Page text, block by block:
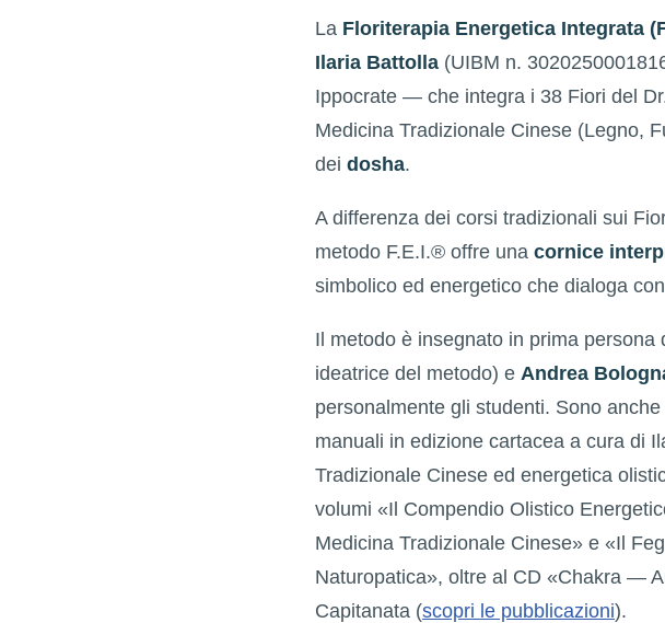
La Floriterapia Energetica Integrata
Ilaria Battolla (UIBM n.
Ippocrate — che integra i 38 Fiori del
Medicina Tradizionale Cinese (Legno,
dei dosha.
A differenza dei corsi tradizionali sui
metodo F.E.I.® offre una cornice
simbolico ed energetico che dialoga
Il metodo è insegnato in prima
ideatrice del metodo) e Andrea
personalmente gli studenti. Sono
manuali in edizione cartacea a cura di
Tradizionale Cinese ed energetica
volumi «Il Compendio Olistico
Medicina Tradizionale Cinese» e «Il
Naturopatica», oltre al CD «Chakra —
Capitanata (scopri le pubblicazioni).